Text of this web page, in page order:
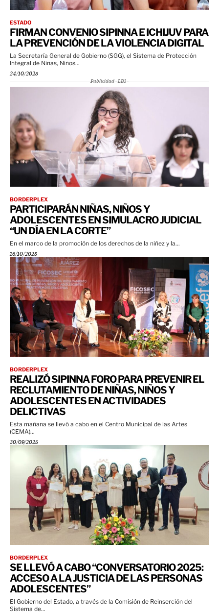
ESTADO
FIRMAN CONVENIO SIPINNA E ICHIJUV PARA
LA PREVENCIÓN DE LA VIOLENCIA DIGITAL
La Secretaría General de Gobierno (SGG), el Sistema de Protección
Integral de Niñas, Niños...
24/10/2025
Publicidad - LB3 -
BORDERPLEX
PARTICIPARÁN NIÑAS, NIÑOS Y
ADOLESCENTES EN SIMULACRO JUDICIAL
“UN DÍA EN LA CORTE”
En el marco de la promoción de los derechos de la niñez y la...
16/10/2025
BORDERPLEX
REALIZÓ SIPINNA FORO PARA PREVENIR EL
RECLUTAMIENTO DE NIÑAS, NIÑOS Y
ADOLESCENTES EN ACTIVIDADES
DELICTIVAS
Esta mañana se llevó a cabo en el Centro Municipal de las Artes
(CEMA)...
30/09/2025
BORDERPLEX
SE LLEVÓ A CABO “CONVERSATORIO 2025:
ACCESO A LA JUSTICIA DE LAS PERSONAS
ADOLESCENTES”
El Gobierno del Estado, a través de la Comisión de Reinserción del
Sistema de...